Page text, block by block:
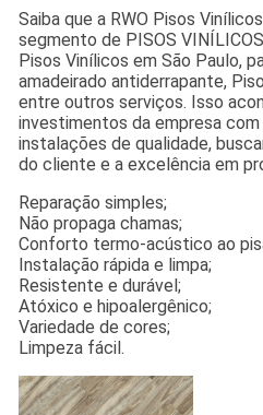
Saiba que a RWO Pisos
segmento de PISOS
Pisos Vinílicos em São Paulo,
amadeirado antiderrapante,
entre outros serviços. Isso
investimentos da empresa
instalações de qualidade,
do cliente e a excelência em
Reparação simples;
Não propaga chamas;
Conforto termo-acústico ao
Instalação rápida e limpa;
Resistente e durável;
Atóxico e hipoalergênico;
Variedade de cores;
Limpeza fácil.